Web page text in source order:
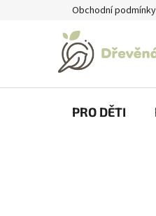
Obchodní podmínky
PRO DĚTI